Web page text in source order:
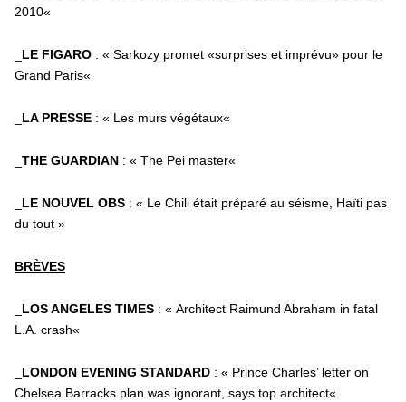
2010«
LE FIGARO : « Sarkozy promet «surprises et imprévu» pour le
Grand Paris«
LA PRESSE : « Les murs végétaux«
THE GUARDIAN : « The Pei master«
LE NOUVEL OBS : « Le Chili était préparé au séisme, Haïti pas
du tout »
BRÈVES
LOS ANGELES TIMES : « Architect Raimund Abraham in fatal
L.A. crash«
LONDON EVENING STANDARD : « Prince Charles’ letter on
Chelsea Barracks plan was ignorant, says top architect«